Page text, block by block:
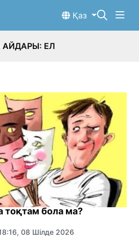
Қаз
ЕЛ
бола ма?
08 Шілде 2026